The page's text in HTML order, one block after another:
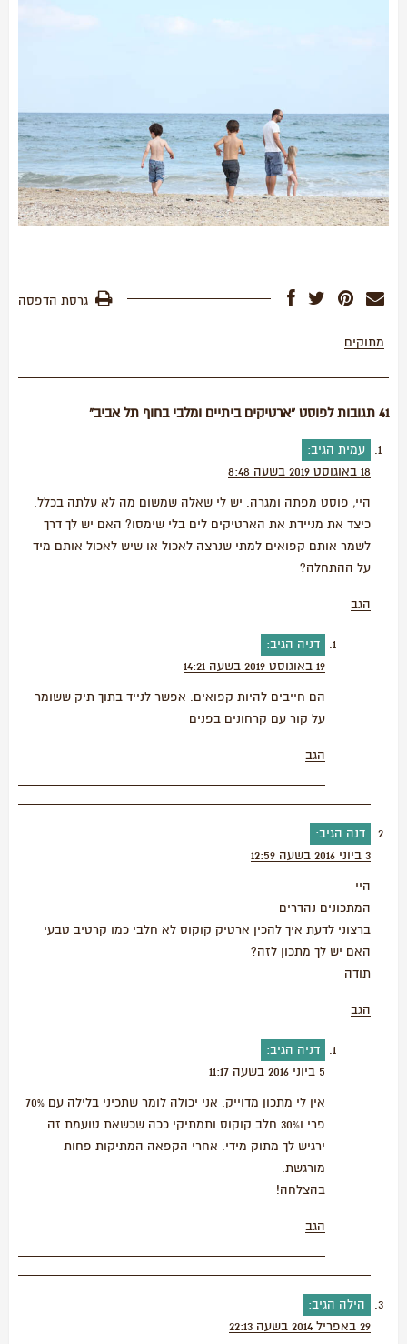
גרסת הדפסה
מתוקים
41 תגובות לפוסט “ארטיקים ביתיים ומלבי בחוף תל אביב”
עמית
הגיב:
18 באוגוסט 2019 בשעה 8:48
היי, פוסט מפתה ומגרה. יש לי שאלה שמשום מה לא עלתה בכלל.
כיצד את מניידת את הארטיקים לים בלי שימסו? האם יש לך דרך
לשמר אותם קפואים למתי שנרצה לאכול או שיש לאכול אותם מיד
על ההתחלה?
הגב
דניה
הגיב:
19 באוגוסט 2019 בשעה 14:21
הם חייבים להיות קפואים. אפשר לנייד בתוך תיק ששומר
על קור עם קרחונים בפנים
הגב
דנה
הגיב:
3 ביוני 2016 בשעה 12:59
היי
המתכונים נהדרים
ברצוני לדעת איך להכין ארטיק קוקוס לא חלבי כמו קרטיב טבעי
האם יש לך מתכון לזה?
תודה
הגב
דניה
הגיב:
5 ביוני 2016 בשעה 11:17
אין לי מתכון מדוייק. אני יכולה לומר שתכיני בלילה עם 70%
פרי ו30% חלב קוקוס ותמתיקי ככה שכשאת טועמת זה
ירגיש לך מתוק מידי. אחרי הקפאה המתיקות פחות
מורגשת.
בהצלחה!
הגב
הילה
הגיב:
29 באפריל 2014 בשעה 22:13